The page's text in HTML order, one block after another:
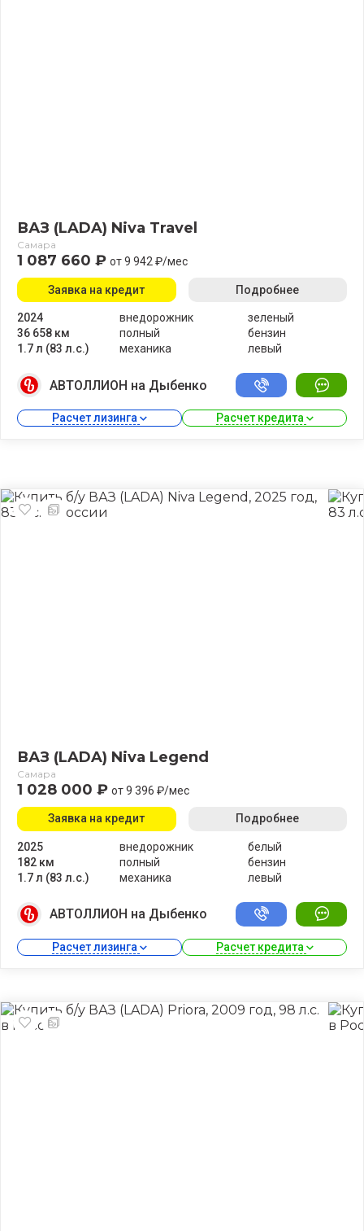
ВАЗ (LADA) Niva Travel
Самара
1 087 660 ₽ от 9 942 ₽/мес
2024
36 658 км
1.7 л (83 л.с.)
внедорожник
полный
механика
зеленый
бензин
левый
Заявка на кредит Подробнее
АВТОЛЛИОН на Дыбенко
Расчет лизинга Расчет кредита
ВАЗ (LADA) Niva Legend
Самара
1 028 000 ₽ от 9 396 ₽/мес
2025
182 км
1.7 л (83 л.с.)
внедорожник
полный
механика
белый
бензин
левый
Заявка на кредит Подробнее
АВТОЛЛИОН на Дыбенко
Расчет лизинга Расчет кредита